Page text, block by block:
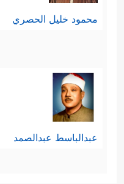
محمود خليل الحصري
عبدالباسط عبدالصمد